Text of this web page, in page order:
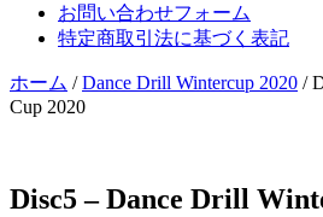
お問い合わせフォーム
特定商取引法に基づく表記
ホーム /Dance Drill Wintercup 2020 /
Cup 2020
Disc5 – Dance Drill